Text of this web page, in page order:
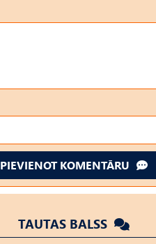
PIEVIENOT KOMENTĀRU
TAUTAS BALSS